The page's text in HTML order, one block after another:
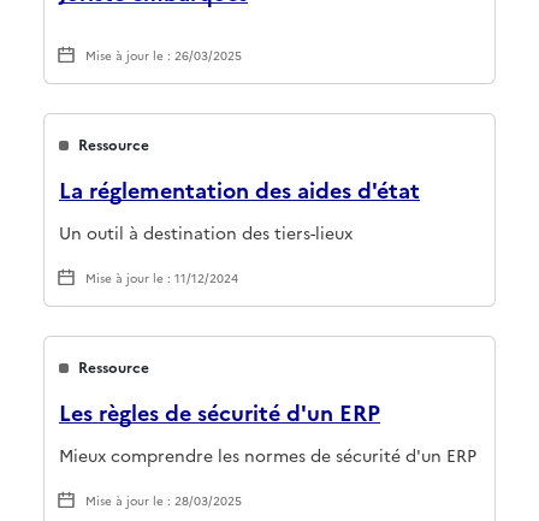
Mise à jour le : 26/03/2025
Ressource
La réglementation des aides d'état
Un outil à destination des tiers-lieux
Mise à jour le : 11/12/2024
Ressource
Les règles de sécurité d'un ERP
Mieux comprendre les normes de sécurité d'un ERP
Mise à jour le : 28/03/2025